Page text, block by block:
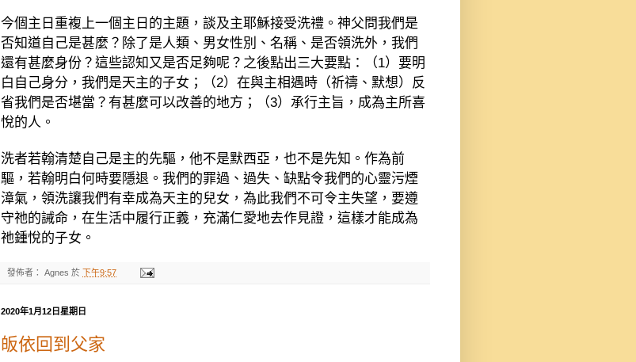
今個主日重複上一個主日的主題，談及主耶穌接受洗禮。神父問我們是
否知道自己是甚麼？除了是人類、男女性別、名稱、是否領洗外，我們
還有甚麼身份？這些認知又是否足夠呢？之後點出三大要點：（1）要明
白自己身分，我們是天主的子女；（2）在與主相遇時（祈禱、默想）反
省我們是否堪當？有甚麼可以改善的地方；（3）承行主旨，成為主所喜
悅的人。
洗者若翰清楚自己是主的先驅，他不是默西亞，也不是先知。作為前
驅，若翰明白何時要隱退。我們的罪過、過失、缺點令我們的心靈污煙
漳氣，領洗讓我們有幸成為天主的兒女，為此我們不可令主失望，要遵
守祂的誡命，在生活中履行正義，充滿仁愛地去作見證，這樣才能成為
祂鍾悅的子女。
發佈者： Agnes 於 下午9:57
2020年1月12日星期日
皈依回到父家